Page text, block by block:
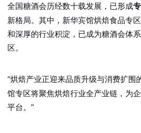
全国糖酒会历经数十载发展，已形成
新格局。其中，新华宾馆烘焙食品专
和深厚的行业积淀，已成为糖酒会体
区。
“烘焙产业正迎来品质升级与消费扩围
馆专区将聚焦烘焙行业全产业链，为
平台。”